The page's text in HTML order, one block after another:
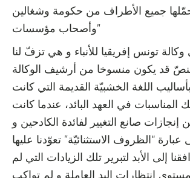
جميع الأطراف من حكومة وشغالين
وأصحاب مؤسسات”
تونس إفريقيا للأنباء و هي تزفّ لنا
قد يكون منسوخا من أرشيف الوكالة
بأساليب اللغة الخشبيّة القديمة التي كانت
المناسبات في العهد البائد، عندما كانت
إنجازات صانع التغيير لفائدة الكادحين و
عبارة “الظروف الاستثنائيّة” تعوّدنا عليها
إلى الأبد لتبرير تلك الزيادات التي لم